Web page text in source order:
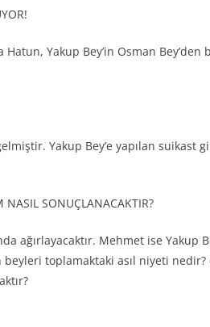
Yakup Bey’in Osman
Yakup Bey’e yapılan suikast
NASIL SONUÇLANACAKTIR?
ağırlayacaktır. Mehmet ise Yakup
beyleri toplamaktaki asıl niyeti